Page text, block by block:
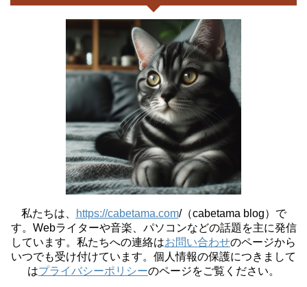
私たちは、 https://cabetama.com/（cabetama blog）で
す。 Webライターや音楽、パソコンなどの話題を主に発信
しています。私たちへの連絡はお問い合わせのページから
いつでも受け付けています。個人情報の保護につきまして
はプライバシーポリシーのページをご覧ください。